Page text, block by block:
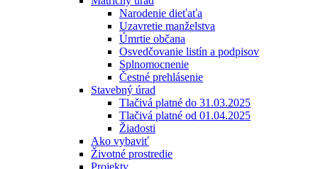
Narodenie dieťaťa
Uzavretie manželstva
Úmrtie občana
Osvedčovanie listín a podpisov
Splnomocnenie
Čestné prehlásenie
Stavebný úrad
Tlačivá platné do 31.03.2025
Tlačivá platné od 01.04.2025
Žiadosti
Ako vybaviť
Životné prostredie
Projekty